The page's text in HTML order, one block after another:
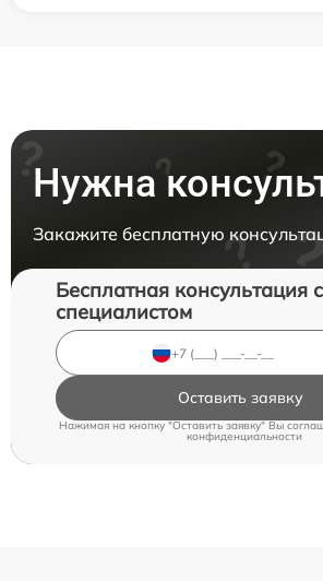
Нужна
Закажите бесплатную
Бесплатная консультация
специалистом
Оставить заявку
Нажимая на кнопку "Оставить заявку" Вы
конфиденциальности